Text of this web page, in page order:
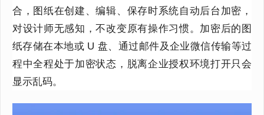
合，图纸在创建、编辑、保存时系统自动后台加密，
对设计师无感知，不改变原有操作习惯。加密后的图
纸存储在本地或 U 盘、通过邮件及企业微信传输等过
程中全程处于加密状态，脱离企业授权环境打开只会
显示乱码。